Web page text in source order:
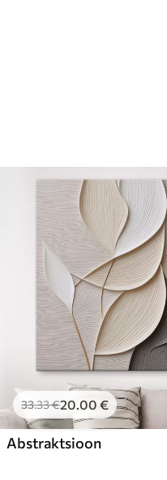
33.33€20.00 €
Abstraktsioon